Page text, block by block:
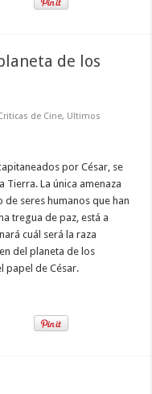
de los
de Cine, Ultimos
por César, se
Tierra. La única amenaza
seres humanos que han
tregua de paz, está a
cuál será la raza
del planeta de los
papel de César.